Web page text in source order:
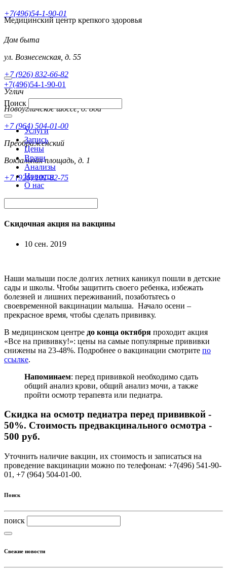
+7(496)54-1-90-01
Медицинский центр крепкого здоровья
Дом быта
ул. Вознесенская, д. 55
+7 (926) 832-66-82
Углич
Новоугличское шоссе, д. 80а
+7 (964) 504-01-00
Преображенский
Вокзальная площадь, д. 1
+7 (926) 101-82-75
+7(496)54-1-90-01
Поиск
Услуги
Запись
Цены
Врачи
Анализы
Новости
О нас
Скидочная акция на вакцины
10 сен. 2019
Наши малыши после долгих летних каникул пошли в детские
сады и школы. Чтобы защитить своего ребенка, избежать
болезней и лишних переживаний, позаботьтесь о
своевременной вакцинации малыша. Начало осени –
прекрасное время, чтобы сделать прививку.
В медицинском центре до конца октября проходит акция
«Все на прививку!»: цены на самые популярные прививки
снижены на 23-48%. Подробнее о вакцинации смотрите по
ссылке.
Напоминаем: перед прививкой необходимо сдать
общий анализ крови, общий анализ мочи, а также
пройти осмотр терапевта или педиатра.
Скидка на осмотр педиатра перед прививкой -
50%. Стоимость предвакцинального осмотра -
500 руб.
Уточнить наличие вакцин, их стоимость и записаться на
проведение вакцинации можно по телефонам: +7(496) 541-90-
01, +7 (964) 504-01-00.
Поиск
поиск
Свежие новости